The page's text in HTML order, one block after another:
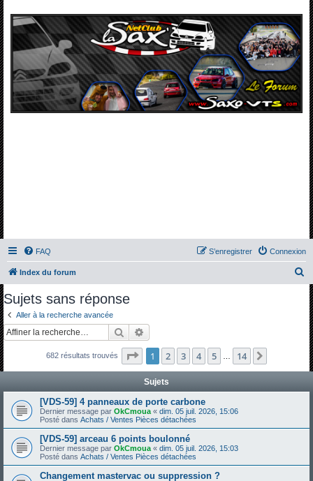
FAQ Connexion
S’enregistrer
Index du forum
c
Sujets sans réponse
Aller à la recherche avancée
Rechercher
682 résultats trouvés Page 1sur14
1 2 3 4 5 14
Sujets
[VDS-59] 4 panneaux de porte carbone
Dernier message par OkCmoua « dim. 05 juil. 2026, 15:06
Posté dans Achats / Ventes Pièces détachées
[VDS-59] arceau 6 points boulonné
Dernier message par OkCmoua « dim. 05 juil. 2026, 15:03
Posté dans Achats / Ventes Pièces détachées
Changement mastervac ou suppression ?